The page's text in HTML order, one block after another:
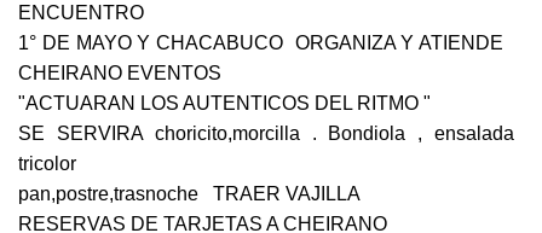
ENCUENTRO
1° DE MAYO Y CHACABUCO ORGANIZA Y ATIENDE
CHEIRANO EVENTOS
"ACTUARAN LOS AUTENTICOS DEL RITMO "
SE SERVIRA choricito,morcilla . Bondiola , ensalada
tricolor
pan,postre,trasnoche TRAER VAJILLA
RESERVAS DE TARJETAS A CHEIRANO